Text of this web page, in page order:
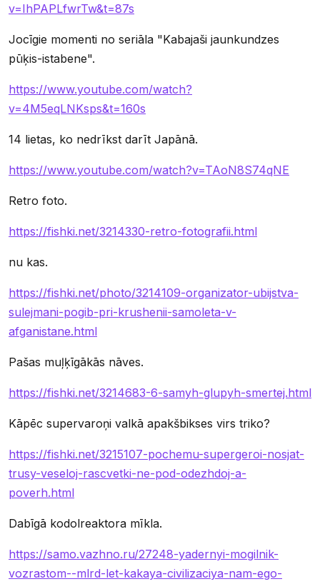
v=IhPAPLfwrTw&t=87s
Jocīgie momenti no seriāla "Kabajaši jaunkundzes
pūķis-istabene".
https://www.youtube.com/watch?
v=4M5eqLNKsps&t=160s
14 lietas, ko nedrīkst darīt Japānā.
https://www.youtube.com/watch?v=TAoN8S74qNE
Retro foto.
https://fishki.net/3214330-retro-fotografii.html
nu kas.
https://fishki.net/photo/3214109-organizator-ubijstva-
sulejmani-pogib-pri-krushenii-samoleta-v-
afganistane.html
Pašas muļķīgākās nāves.
https://fishki.net/3214683-6-samyh-glupyh-smertej.html
Kāpēc supervaroņi valkā apakšbikses virs triko?
https://fishki.net/3215107-pochemu-supergeroi-nosjat-
trusy-veseloj-rascvetki-ne-pod-odezhdoj-a-
poverh.html
Dabīgā kodolreaktora mīkla.
https://samo.vazhno.ru/27248-yadernyi-mogilnik-
vozrastom--mlrd-let-kakaya-civilizaciya-nam-ego-